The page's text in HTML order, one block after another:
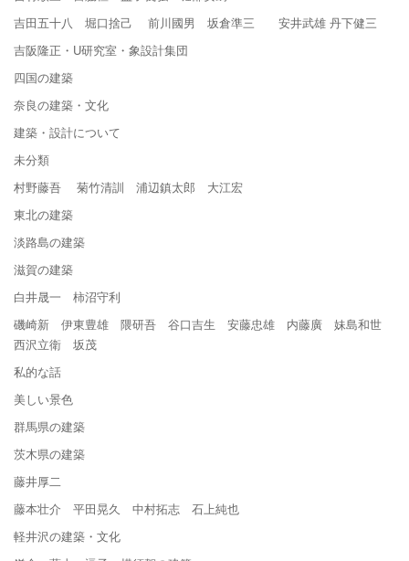
吉田五十八 堀口捨己 前川國男 坂倉準三 安井武雄 丹下健三
吉阪隆正・U研究室・象設計集団
四国の建築
奈良の建築・文化
建築・設計について
未分類
村野藤吾 菊竹清訓 浦辺鎮太郎 大江宏
東北の建築
淡路島の建築
滋賀の建築
白井晟一 柿沼守利
磯崎新 伊東豊雄 隈研吾 谷口吉生 安藤忠雄 内藤廣 妹島和世
西沢立衛 坂茂
私的な話
美しい景色
群馬県の建築
茨木県の建築
藤井厚二
藤本壮介 平田晃久 中村拓志 石上純也
軽井沢の建築・文化